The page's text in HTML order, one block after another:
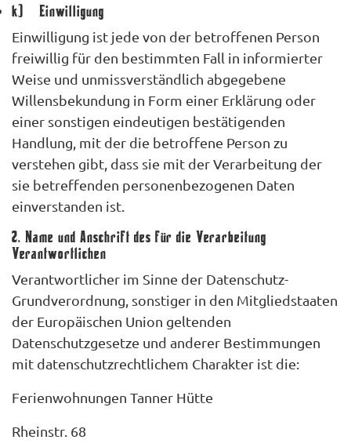
k) Einwilligung
Einwilligung ist jede von der betroffenen Person
freiwillig für den bestimmten Fall in informierter
Weise und unmissverständlich abgegebene
Willensbekundung in Form einer Erklärung oder
einer sonstigen eindeutigen bestätigenden
Handlung, mit der die betroffene Person zu
verstehen gibt, dass sie mit der Verarbeitung der
sie betreffenden personenbezogenen Daten
einverstanden ist.
2. Name und Anschrift des für die Verarbeitung
Verantwortlichen
Verantwortlicher im Sinne der Datenschutz-
Grundverordnung, sonstiger in den Mitgliedstaaten
der Europäischen Union geltenden
Datenschutzgesetze und anderer Bestimmungen
mit datenschutzrechtlichem Charakter ist die:
Ferienwohnungen Tanner Hütte
Rheinstr. 68